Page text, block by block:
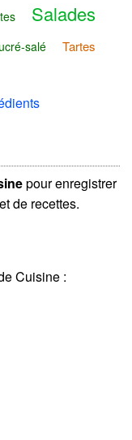
Salades
salé Tartes
pour enregistrer
de recettes.
Cuisine :